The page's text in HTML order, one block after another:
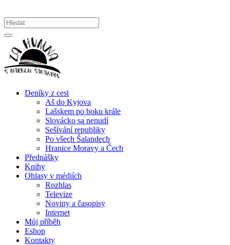
Deníky z cest
Aš do Kyjova
Lašskem po boku krále
Slovácko sa nenudí
Sešívání republiky
Po všech Šalandech
Hranice Moravy a Čech
Přednášky
Knihy
Ohlasy v médiích
Rozhlas
Televize
Noviny a časopisy
Internet
Můj příběh
Eshop
Kontakty